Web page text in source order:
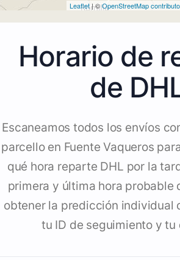
Leaflet| ©OpenStreetMap
Horario de
de
Escaneamos todos los envíos
parcello en Fuente Vaqueros
qué hora reparte DHL por la
primera y última hora probable
obtener la predicción individual
tu ID de seguimiento y tu